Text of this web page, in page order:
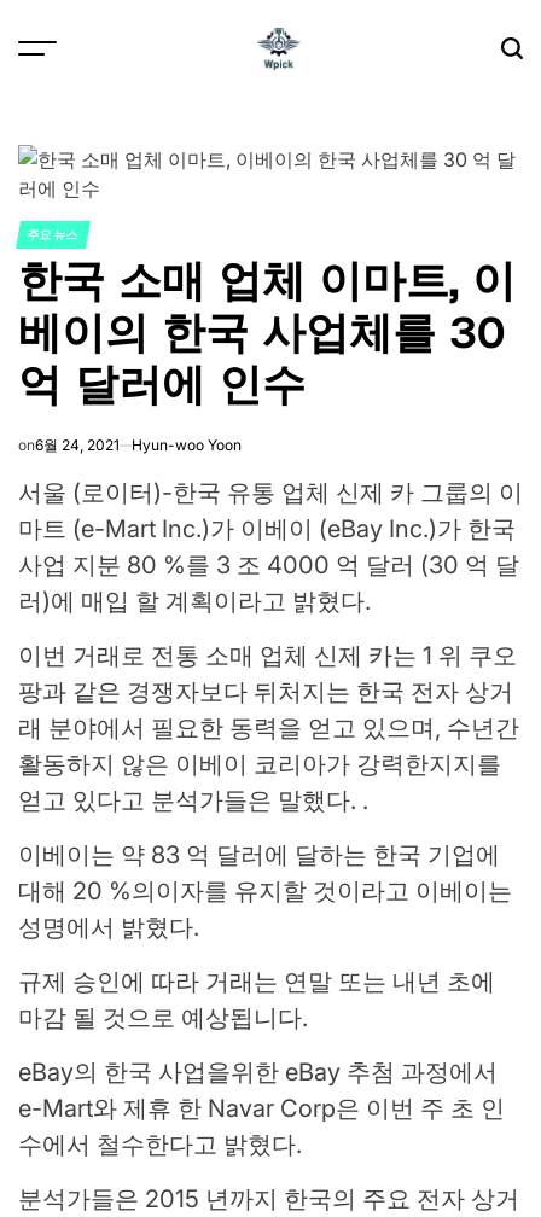
POSTED
IN
주요 뉴스
한국 소매 업체 이마트, 이
베이의 한국 사업체를 30
억 달러에 인수
on6월 24, 2021 Hyun-woo Yoon
서울 (로이터)-한국 유통 업체 신제 카 그룹의 이
마트 (e-Mart Inc.)가 이베이 (eBay Inc.)가 한국
사업 지분 80 %를 3 조 4000 억 달러 (30 억 달
러)에 매입 할 계획이라고 밝혔다.
이번 거래로 전통 소매 업체 신제 카는 1 위 쿠오
팡과 같은 경쟁자보다 뒤처지는 한국 전자 상거
래 분야에서 필요한 동력을 얻고 있으며, 수년간
활동하지 않은 이베이 코리아가 강력한지지를
얻고 있다고 분석가들은 말했다. .
이베이는 약 83 억 달러에 달하는 한국 기업에
대해 20 %의이자를 유지할 것이라고 이베이는
성명에서 밝혔다.
규제 승인에 따라 거래는 연말 또는 내년 초에
마감 될 것으로 예상됩니다.
eBay의 한국 사업을위한 eBay 추첨 과정에서
e-Mart와 제휴 한 Navar Corp은 이번 주 초 인
수에서 철수한다고 밝혔다.
분석가들은 2015 년까지 한국의 주요 전자 상거